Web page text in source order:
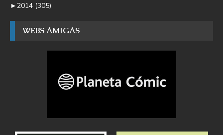
►2014 (305)
WEBS AMIGAS